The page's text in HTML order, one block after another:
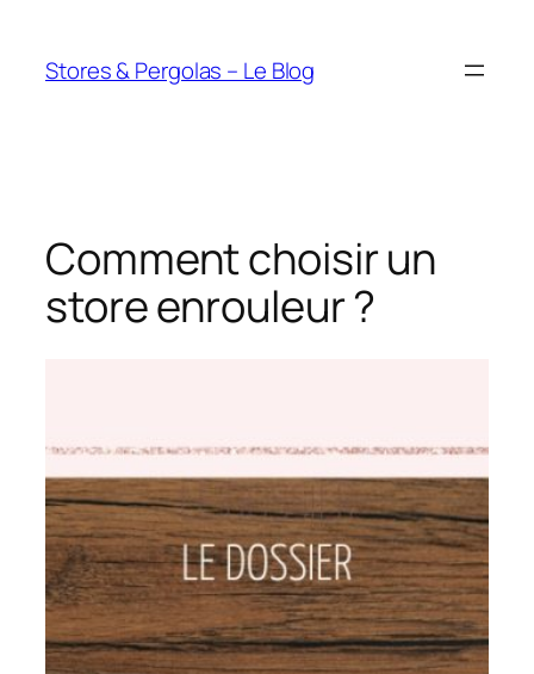
contenu
Stores & Pergolas – Le Blog
Comment choisir un
store enrouleur ?